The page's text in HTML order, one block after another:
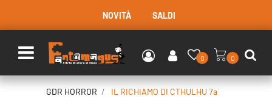
NOVITÀ SALDI
Open menu
0 0
GDR HORROR IL RICHIAMO DI CTHULHU 7a